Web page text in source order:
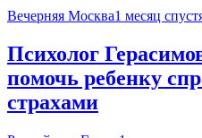
Вечерняя Москва1 месяц
Психолог
помочь ребенку
страхами